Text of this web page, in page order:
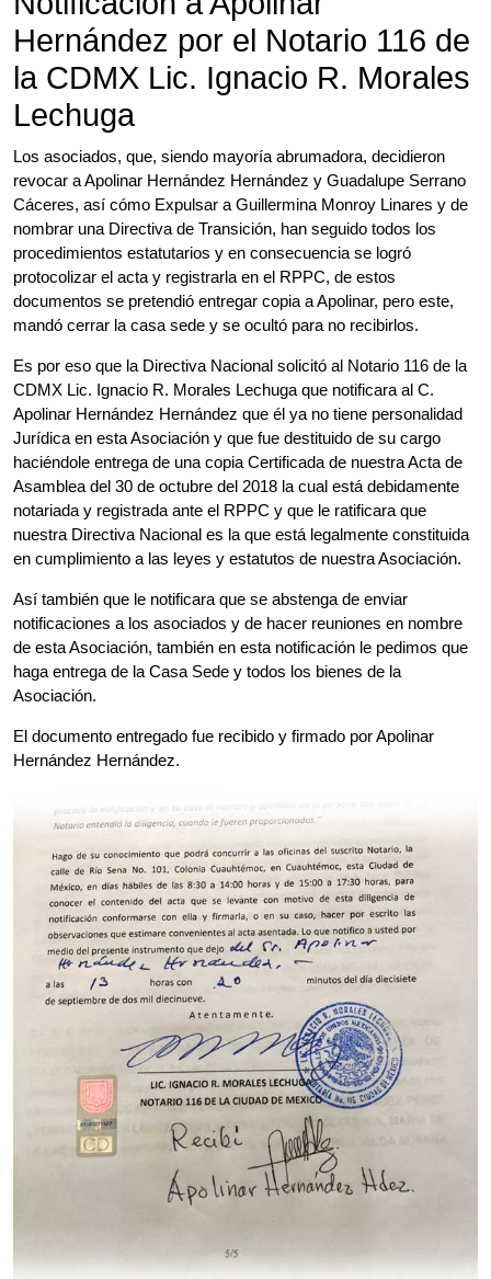
Hernández por el Notario 116 de
la CDMX Lic. Ignacio R. Morales
Lechuga
Los asociados, que, siendo mayoría abrumadora, decidieron
revocar a Apolinar Hernández Hernández y Guadalupe Serrano
Cáceres, así cómo Expulsar a Guillermina Monroy Linares y de
nombrar una Directiva de Transición, han seguido todos los
procedimientos estatutarios y en consecuencia se logró
protocolizar el acta y registrarla en el RPPC, de estos
documentos se pretendió entregar copia a Apolinar, pero este,
mandó cerrar la casa sede y se ocultó para no recibirlos.
Es por eso que la Directiva Nacional solicitó al Notario 116 de la
CDMX Lic. Ignacio R. Morales Lechuga que notificara al C.
Apolinar Hernández Hernández que él ya no tiene personalidad
Jurídica en esta Asociación y que fue destituido de su cargo
haciéndole entrega de una copia Certificada de nuestra Acta de
Asamblea del 30 de octubre del 2018 la cual está debidamente
notariada y registrada ante el RPPC y que le ratificara que
nuestra Directiva Nacional es la que está legalmente constituida
en cumplimiento a las leyes y estatutos de nuestra Asociación.
Así también que le notificara que se abstenga de enviar
notificaciones a los asociados y de hacer reuniones en nombre
de esta Asociación, también en esta notificación le pedimos que
haga entrega de la Casa Sede y todos los bienes de la
Asociación.
El documento entregado fue recibido y firmado por Apolinar
Hernández Hernández.